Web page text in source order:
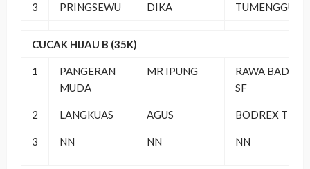
3 PRINGSEWU DIKA TUMENGGUNG
CUCAK HIJAU B (35K)
1
PANGERAN
MUDA
MR IPUNG
RAWA
SF
2 LANGKUAS AGUS BODREX TEAM
3 NN NN NN